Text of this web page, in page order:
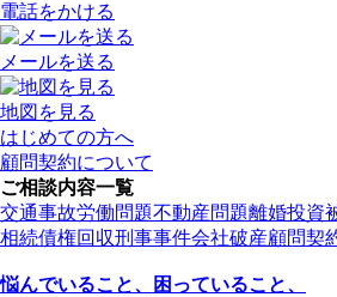
電話をかける
メールを送る
地図を見る
はじめての方へ
顧問契約について
ご相談内容一覧
交通事故労働問題不動産問題離婚投資
相続債権回収刑事事件会社破産顧問契
悩んでいること、困っていること、